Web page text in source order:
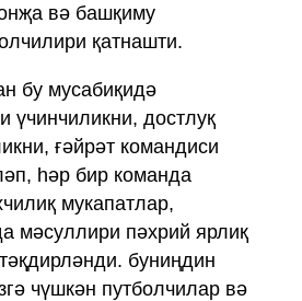
вә башқиму
қатнашти.
бу мусабиқидә
үчинчиликни, достлуқ
ғәйрәт командиси
һәр бир команда
мукапатлар,
мәсуллири пәхрий ярлиқ
буниңдин
чүшкән путболчилар вә